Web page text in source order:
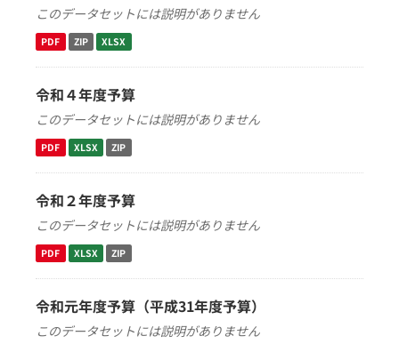
このデータセットには説明がありません
PDF ZIP XLSX
令和４年度予算
このデータセットには説明がありません
PDF XLSX ZIP
令和２年度予算
このデータセットには説明がありません
PDF XLSX ZIP
令和元年度予算（平成31年度予算）
このデータセットには説明がありません